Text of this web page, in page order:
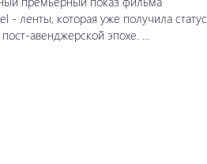
- ленты, которая уже получила статус
авенджерской эпохе. ...